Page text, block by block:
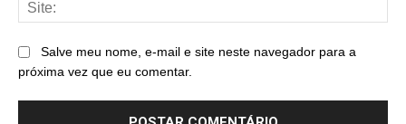
Salve meu nome, e-mail e site neste navegador para a
próxima vez que eu comentar.